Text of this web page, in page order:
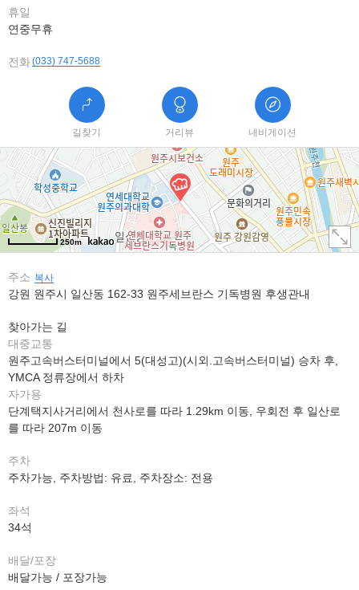
휴일
연중무휴
전화(033) 747-5688
길찾기 거리뷰 내비게이션
250m
주소 복사
강원 원주시 일산동 162-33 원주세브란스 기독병원 후생관내
찾아가는 길
대중교통
원주고속버스터미널에서 5(대성고)(시외.고속버스터미널) 승차 후,
YMCA 정류장에서 하차
자가용
단계택지사거리에서 천사로를 따라 1.29km 이동, 우회전 후 일산로
를 따라 207m 이동
주차
주차가능, 주차방법: 유료, 주차장소: 전용
좌석
34석
배달/포장
배달가능 / 포장가능